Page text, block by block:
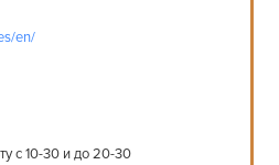
en/
с 10-30 и до 20-30